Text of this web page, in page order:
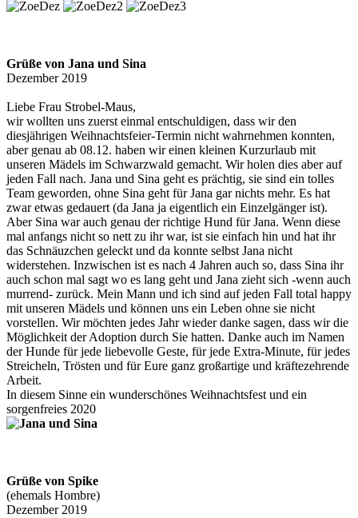
Grüße von Jana und Sina
Dezember 2019
Liebe Frau Strobel-Maus,
wir wollten uns zuerst einmal entschuldigen, dass wir den
diesjährigen Weihnachtsfeier-Termin nicht wahrnehmen konnten,
aber genau ab 08.12. haben wir einen kleinen Kurzurlaub mit
unseren Mädels im Schwarzwald gemacht. Wir holen dies aber auf
jeden Fall nach. Jana und Sina geht es prächtig, sie sind ein tolles
Team geworden, ohne Sina geht für Jana gar nichts mehr. Es hat
zwar etwas gedauert (da Jana ja eigentlich ein Einzelgänger ist).
Aber Sina war auch genau der richtige Hund für Jana. Wenn diese
mal anfangs nicht so nett zu ihr war, ist sie einfach hin und hat ihr
das Schnäuzchen geleckt und da konnte selbst Jana nicht
widerstehen. Inzwischen ist es nach 4 Jahren auch so, dass Sina ihr
auch schon mal sagt wo es lang geht und Jana zieht sich -wenn auch
murrend- zurück. Mein Mann und ich sind auf jeden Fall total happy
mit unseren Mädels und können uns ein Leben ohne sie nicht
vorstellen. Wir möchten jedes Jahr wieder danke sagen, dass wir die
Möglichkeit der Adoption durch Sie hatten. Danke auch im Namen
der Hunde für jede liebevolle Geste, für jede Extra-Minute, für jedes
Streicheln, Trösten und für Eure ganz großartige und kräftezehrende
Arbeit.
In diesem Sinne ein wunderschönes Weihnachtsfest und ein
sorgenfreies 2020
Grüße von Spike
(ehemals Hombre)
Dezember 2019